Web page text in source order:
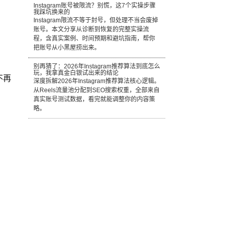
再
Instagram账号被限流？别慌，这7个实操步骤
我踩坑换来的
Instagram限流不等于封号，但处理不当会废掉
账号。本文分享从诊断到恢复的完整实操流
程，含真实案例、时间预期和避坑指南，帮你
把账号从小黑屋捞出来。
别再猜了：2026年Instagram推荐算法到底怎么
玩，我拿真金白银试出来的结论
深度拆解2026年Instagram推荐算法核心逻辑。
从Reels流量池分配到SEO搜索权重，全部来自
真实账号测试数据，看完就能调整你的内容策
略。